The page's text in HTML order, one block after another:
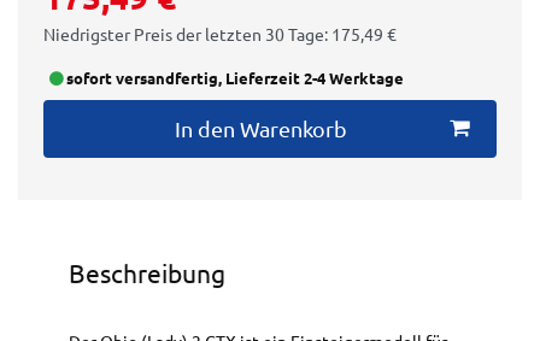
Niedrigster Preis der letzten 30 Tage: 175,49 €
sofort versandfertig, Lieferzeit 2-4 Werktage
In den Warenkorb
Beschreibung